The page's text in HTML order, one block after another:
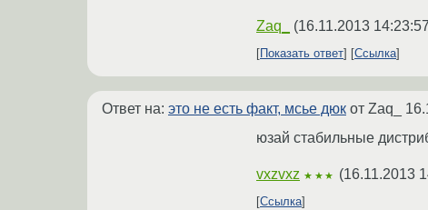
Zaq_ (16.11.2013
Показать ответ
Ссылка
Ответ на: это не есть факт, мсье дюк от Zaq_
юзай стабильные
vxzvxz ★★★ (16.11.2013
Ссылка